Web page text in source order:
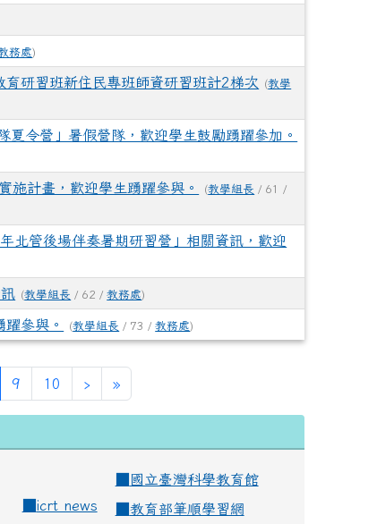
務處)
研習班新住民專班師資研習班計2梯次 (教學
令營」暑假營隊，歡迎學生鼓勵踴躍參加。
施計畫，歡迎學生踴躍參與。 (教學組長 / 61 /
北管後場伴奏暑期研習營」相關資訊，歡迎
(教學組長 / 62 /教務處)
參與。 (教學組長 / 73 /教務處)
9 10 › »
國立臺灣科學教育館
icrt news
教育部筆順學習網